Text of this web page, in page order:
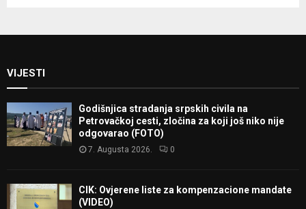
VIJESTI
Godišnjica stradanja srpskih civila na
Petrovačkoj cesti, zločina za koji još niko nije
odgovarao (FOTO)
7. Augusta 2026. 0
CIK: Ovjerene liste za kompenzacione mandate
(VIDEO)